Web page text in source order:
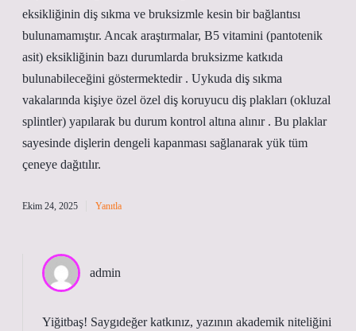
eksikliğinin diş sıkma ve bruksizmle kesin bir bağlantısı
bulunamamıştır. Ancak araştırmalar, B5 vitamini (pantotenik
asit) eksikliğinin bazı durumlarda bruksizme katkıda
bulunabileceğini göstermektedir . Uykuda diş sıkma
vakalarında kişiye özel özel diş koruyucu diş plakları (okluzal
splintler) yapılarak bu durum kontrol altına alınır . Bu plaklar
sayesinde dişlerin dengeli kapanması sağlanarak yük tüm
çeneye dağıtılır.
Ekim 24, 2025 Yanıtla
admin
Yiğitbaş! Saygıdeğer katkınız, yazının akademik niteliğini